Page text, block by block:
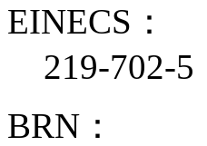
EINECS：
219-702-5
BRN：